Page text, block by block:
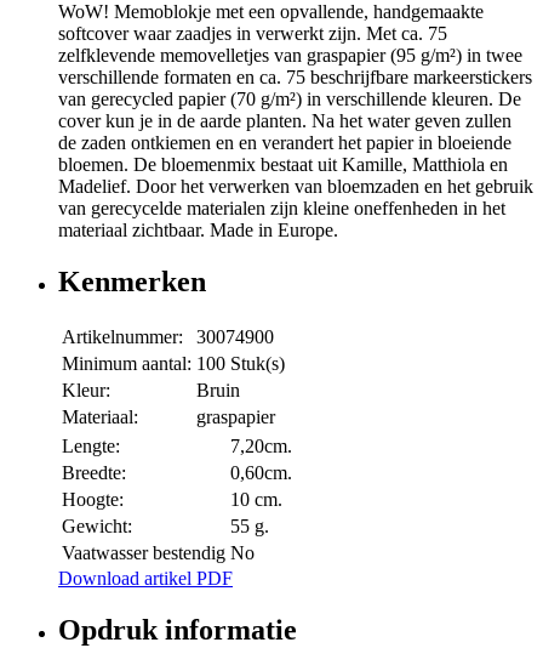
WoW! Memoblokje met een opvallende, handgemaakte
softcover waar zaadjes in verwerkt zijn. Met ca. 75
zelfklevende memovelletjes van graspapier (95 g/m²) in twee
verschillende formaten en ca. 75 beschrijfbare markeerstickers
van gerecycled papier (70 g/m²) in verschillende kleuren. De
cover kun je in de aarde planten. Na het water geven zullen
de zaden ontkiemen en en verandert het papier in bloeiende
bloemen. De bloemenmix bestaat uit Kamille, Matthiola en
Madelief. Door het verwerken van bloemzaden en het gebruik
van gerecycelde materialen zijn kleine oneffenheden in het
materiaal zichtbaar. Made in Europe.
Kenmerken
Artikelnummer:
30074900
Minimum aantal: 100 Stuk(s)
Kleur:
Bruin
Materiaal:
graspapier
Lengte:
7,20cm.
Breedte:
0,60cm.
Hoogte:
10 cm.
Gewicht:
55 g.
Vaatwasser bestendig No
Download artikel PDF
Opdruk informatie